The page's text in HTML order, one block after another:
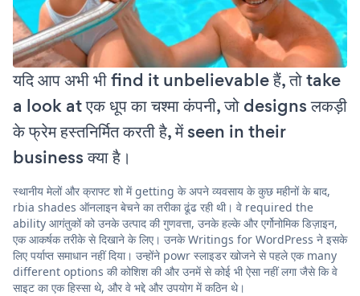
यदि आप अभी भी find it unbelievable हैं, तो take
a look at एक धूप का चश्मा कंपनी, जो designs लकड़ी
के फ्रेम हस्तनिर्मित करती है, में seen in their
business क्या है।
स्थानीय मेलों और क्राफ्ट शो में getting के अपने व्यवसाय के कुछ महीनों के बाद,
rbia shades ऑनलाइन बेचने का तरीका ढूंढ रही थी। वे required the
ability आगंतुकों को उनके उत्पाद की गुणवत्ता, उनके हल्के और एर्गोनोमिक डिज़ाइन,
एक आकर्षक तरीके से दिखाने के लिए। उनके Writings for WordPress ने इसके
लिए पर्याप्त समाधान नहीं दिया। उन्होंने powr स्लाइडर खोजने से पहले एक many
different options की कोशिश की और उनमें से कोई भी ऐसा नहीं लगा जैसे कि वे
साइट का एक हिस्सा थे, और वे भद्दे और उपयोग में कठिन थे।